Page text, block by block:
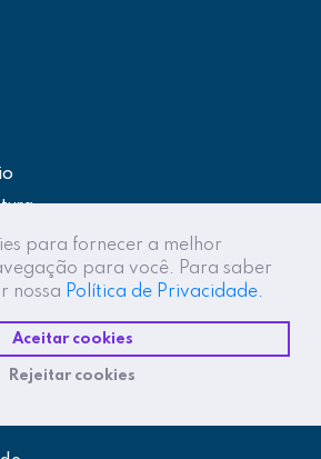
para fornecer a melhor
para você. Para saber
nossa Política de Privacidade.
Aceitar cookies
Rejeitar cookies
Cliente
de Vendas